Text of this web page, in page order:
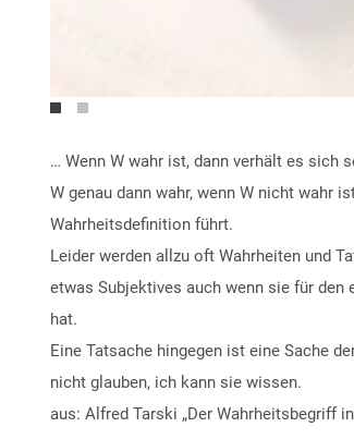
… Wenn W wahr ist, dann verhält es sich
W genau dann wahr, wenn W nicht wahr
Wahrheitsdefinition führt.
Leider werden allzu oft Wahrheiten und
etwas Subjektives auch wenn sie für
hat.
Eine Tatsache hingegen ist eine Sache
nicht glauben, ich kann sie wissen.
aus: Alfred Tarski „Der Wahrheitsbegriff